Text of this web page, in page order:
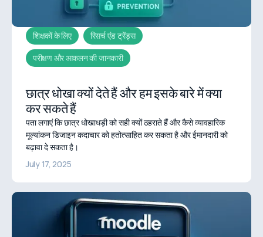
शिक्षकों के लिए
रिसर्च एंड ट्रेंड्स
परीक्षण और आकलन की जानकारी
छात्र धोखा क्यों देते हैं और हम इसके बारे में क्या
कर सकते हैं
पता लगाएं कि छात्र धोखाधड़ी को सही क्यों ठहराते हैं और कैसे व्यावहारिक
मूल्यांकन डिजाइन कदाचार को हतोत्साहित कर सकता है और ईमानदारी को
बढ़ावा दे सकता है।
July 17, 2025